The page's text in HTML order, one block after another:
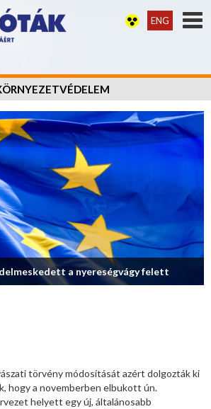
ENG
a nyereségvágy felett
törvény módosítását azért dolgozták ki
hogy a novemberben elbukott ún.
helyett egy új, általánosabb